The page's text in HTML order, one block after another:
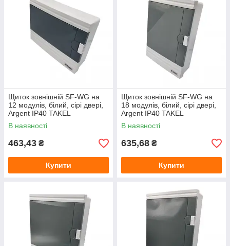
Щиток зовнішній SF-WG на
12 модулів, білий, сірі двері,
Argent IP40 TAKEL
В наявності
463,43 ₴
Купити
Щиток зовнішній SF-WG на
18 модулів, білий, сірі двері,
Argent IP40 TAKEL
В наявності
635,68 ₴
Купити